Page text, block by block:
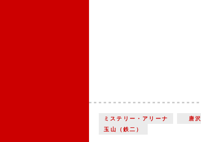
ミステリー・アリーナ 唐
玉山（鉄二）